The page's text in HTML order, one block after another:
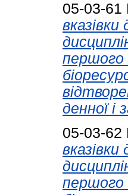
05-03-61
першого
денної і
05-03-62
першого